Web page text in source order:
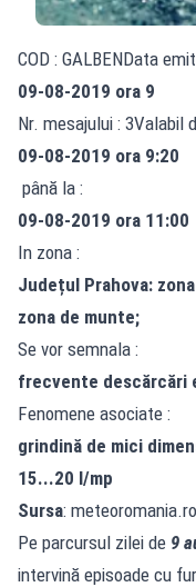
COD : GALBENData
09-08-2019 ora 9
Nr. mesajului : 3Valabil
09-08-2019 ora 9:20
până la :
09-08-2019 ora 11:00
In zona :
Județul Prahova:
zona de munte;
Se vor semnala :
frecvente descărcări
Fenomene asociate :
grindină de mici
15...20 l/mp
Sursa: meteoromania.ro
Pe parcursul zilei de 9
intervină episoade cu